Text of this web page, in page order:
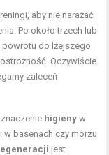
aby nie narażać
Po około trzech lub
do lżejszego
Oczywiście
zaleceń
higieny w
basenach czy morzu
jest